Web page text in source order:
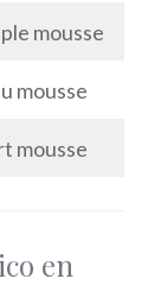
mousse
mousse
mousse
en